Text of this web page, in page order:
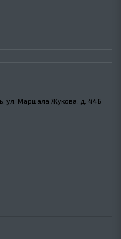
ул. Маршала Жукова, д. 44Б